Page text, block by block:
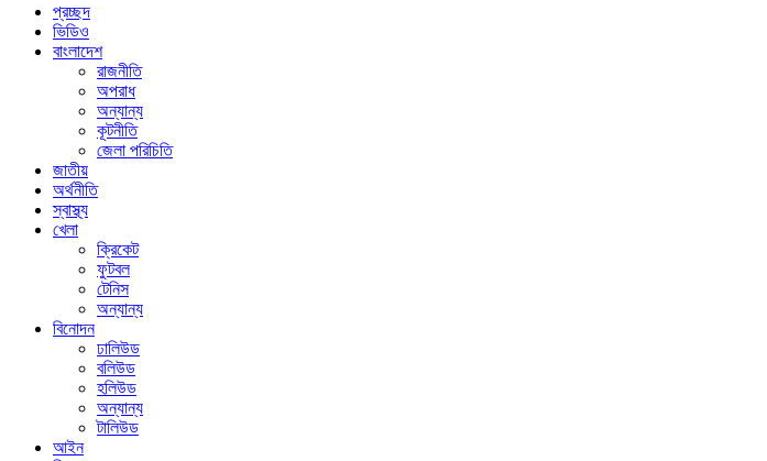
প্রচ্ছদ
ভিডিও
বাংলাদেশ
রাজনীতি
অপরাধ
অন্যান্য
কূটনীতি
জেলা পরিচিতি
জাতীয়
অর্থনীতি
স্বাস্থ্য
খেলা
ক্রিকেট
ফুটবল
টেনিস
অন্যান্য
বিনোদন
ঢালিউড
বলিউড
হলিউড
অন্যান্য
টালিউড
আইন